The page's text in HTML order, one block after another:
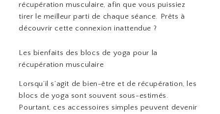
récupération musculaire, afin que vous puissiez
tirer le meilleur parti de chaque séance. Prêts à
découvrir cette connexion inattendue ?
Les bienfaits des blocs de yoga pour la
récupération musculaire
Lorsqu’il s’agit de bien-être et de récupération, les
blocs de yoga sont souvent sous-estimés.
Pourtant, ces accessoires simples peuvent devenir